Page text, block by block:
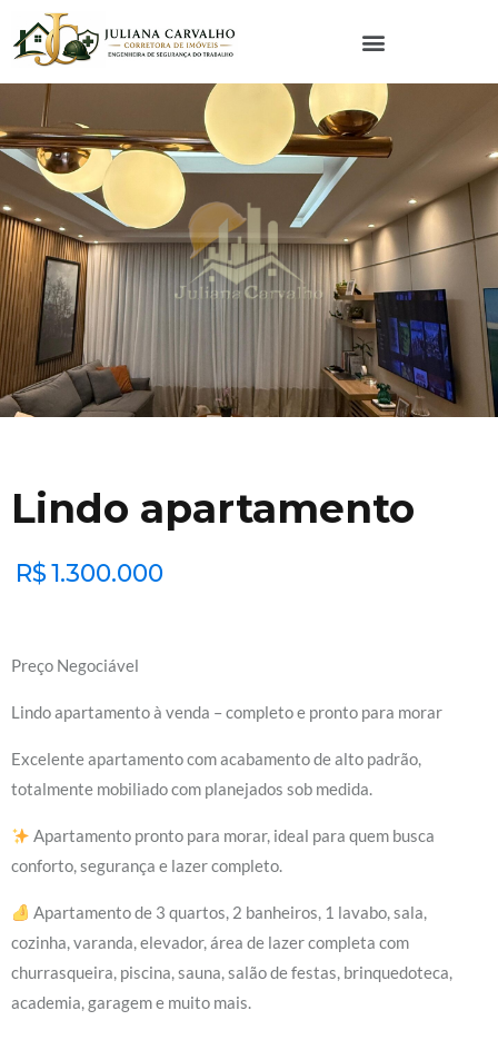
Lindo apartamento
R$1.300.000
Preço Negociável
Lindo apartamento à venda – completo e pronto para morar
Excelente apartamento com acabamento de alto padrão,
totalmente mobiliado com planejados sob medida.
Apartamento pronto para morar, ideal para quem busca
conforto, segurança e lazer completo.
Apartamento de 3 quartos, 2 banheiros, 1 lavabo, sala,
cozinha, varanda, elevador, área de lazer completa com
churrasqueira, piscina, sauna, salão de festas, brinquedoteca,
academia, garagem e muito mais.